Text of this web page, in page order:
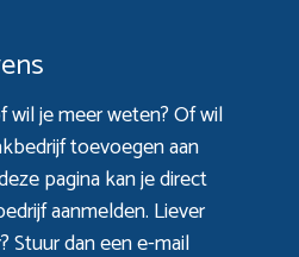
wil je meer weten? Of wil
toevoegen aan
paginakan je direct
aanmelden. Liever
Stuur dan een e-mail